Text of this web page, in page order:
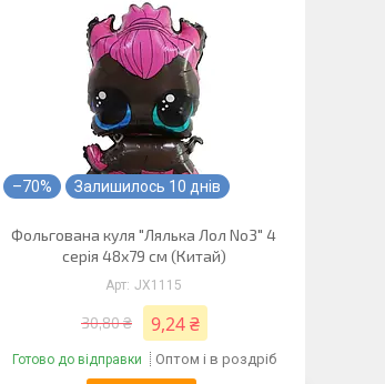
–70% Залишилось 10 днів
Фольгована куля "Лялька Лол No3" 4
серія 48х79 см (Китай)
JX1115
30,80 ₴ 9,24 ₴
Готово до відправки Оптом і в роздріб